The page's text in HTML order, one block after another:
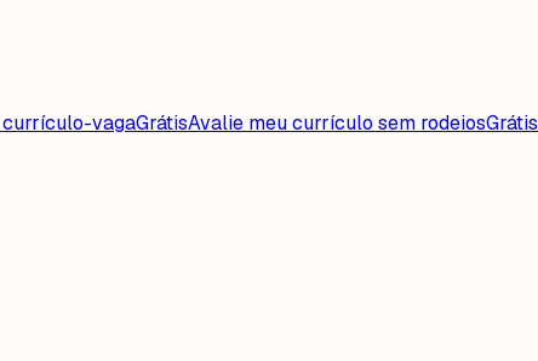
vagaGrátisAvalie meu currículo sem rodeiosGrátis